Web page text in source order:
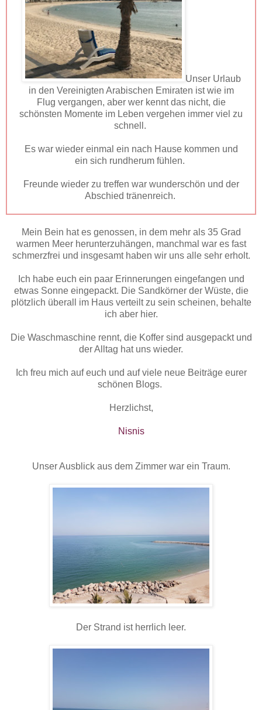
Unser Urlaub
in den Vereinigten Arabischen Emiraten ist wie im
Flug vergangen, aber wer kennt das nicht, die
schönsten Momente im Leben vergehen immer viel zu
schnell.
Es war wieder einmal ein nach Hause kommen und
ein sich rundherum fühlen.
Freunde wieder zu treffen war wunderschön und der
Abschied tränenreich.
Mein Bein hat es genossen, in dem mehr als 35 Grad
warmen Meer herunterzuhängen, manchmal war es fast
schmerzfrei und insgesamt haben wir uns alle sehr erholt.
Ich habe euch ein paar Erinnerungen eingefangen und
etwas Sonne eingepackt. Die Sandkörner der Wüste, die
plötzlich überall im Haus verteilt zu sein scheinen, behalte
ich aber hier.
Die Waschmaschine rennt, die Koffer sind ausgepackt und
der Alltag hat uns wieder.
Ich freu mich auf euch und auf viele neue Beiträge eurer
schönen Blogs.
Herzlichst,
Nisnis
Unser Ausblick aus dem Zimmer war ein Traum.
Der Strand ist herrlich leer.